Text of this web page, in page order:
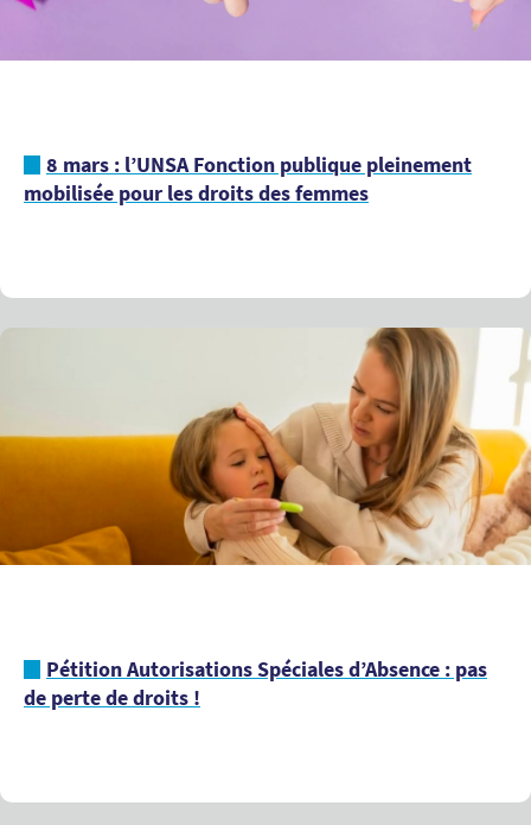
8 mars : l’UNSA Fonction publique pleinement
mobilisée pour les droits des femmes
Pétition Autorisations Spéciales d’Absence : pas
de perte de droits !